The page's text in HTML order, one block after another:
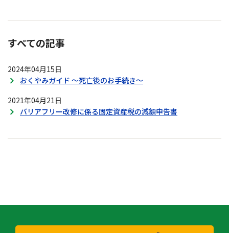
すべての記事
2024年04月15日
おくやみガイド ～死亡後のお手続き～
2021年04月21日
バリアフリー改修に係る固定資産税の減額申告書